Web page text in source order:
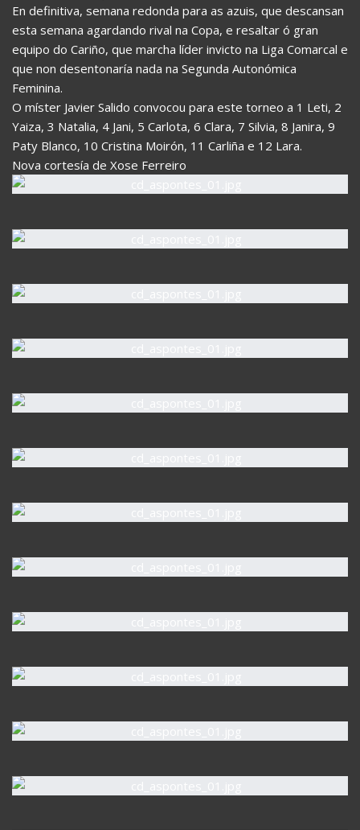
En definitiva, semana redonda para as azuis, que descansan
esta semana agardando rival na Copa, e resaltar ó gran
equipo do Cariño, que marcha líder invicto na Liga Comarcal e
que non desentonaría nada na Segunda Autonómica
Feminina.
O míster Javier Salido convocou para este torneo a 1 Leti, 2
Yaiza, 3 Natalia, 4 Jani, 5 Carlota, 6 Clara, 7 Silvia, 8 Janira, 9
Paty Blanco, 10 Cristina Moirón, 11 Carliña e 12 Lara.
Nova cortesía de Xose Ferreiro